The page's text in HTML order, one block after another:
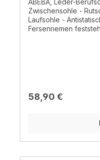
Zwischensohle -
Laufsohle -
Fersenriemen
Regulärer Preis:
58,90 €